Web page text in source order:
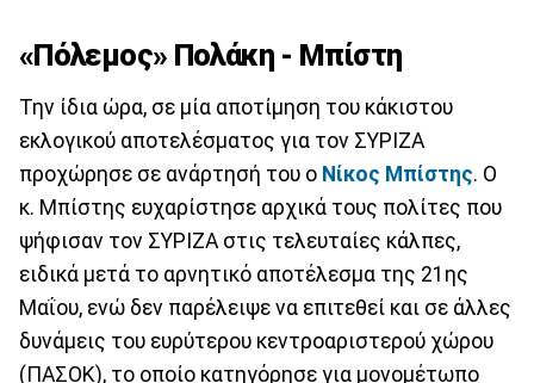
«Πόλεμος» Πολάκη - Μπίστη
Την ίδια ώρα, σε μία αποτίμηση του κάκιστου
εκλογικού αποτελέσματος για τον ΣΥΡΙΖΑ
προχώρησε σε ανάρτησή του ο Νίκος Μπίστης. Ο
κ. Μπίστης ευχαρίστησε αρχικά τους πολίτες που
ψήφισαν τον ΣΥΡΙΖΑ στις τελευταίες κάλπες,
ειδικά μετά το αρνητικό αποτέλεσμα της 21ης
Μαΐου, ενώ δεν παρέλειψε να επιτεθεί και σε άλλες
δυνάμεις του ευρύτερου κεντροαριστερού χώρου
(ΠΑΣΟΚ), το οποίο κατηγόρησε για μονομέτωπο